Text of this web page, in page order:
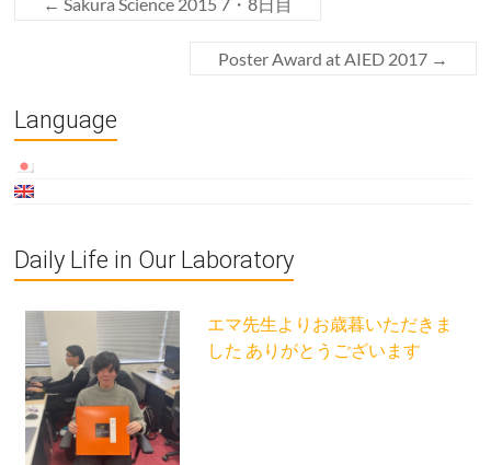
Poster Award at AIED 2017 →
Language
Daily Life in Our Laboratory
エマ先生よりお歳暮いただきま
した ありがとうございます